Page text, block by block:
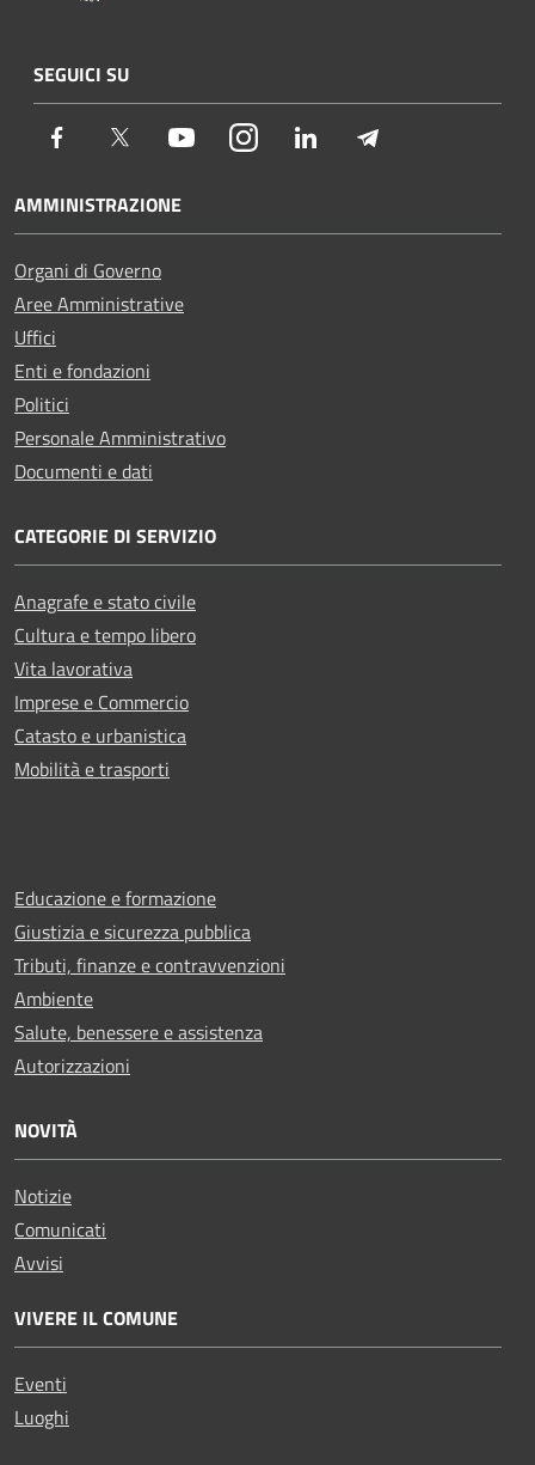
SEGUICI SU
Facebook Twitter YoutubeInstagramLinkedIn
AMMINISTRAZIONE
Organi di Governo
Aree Amministrative
Uffici
Enti e fondazioni
Politici
Personale Amministrativo
Documenti e dati
CATEGORIE DI SERVIZIO
Anagrafe e stato civile
Cultura e tempo libero
Vita lavorativa
Imprese e Commercio
Catasto e urbanistica
Mobilità e trasporti
Educazione e formazione
Giustizia e sicurezza pubblica
Tributi, finanze e contravvenzioni
Ambiente
Salute, benessere e assistenza
Autorizzazioni
NOVITÀ
Notizie
Comunicati
Avvisi
VIVERE IL COMUNE
Eventi
Luoghi